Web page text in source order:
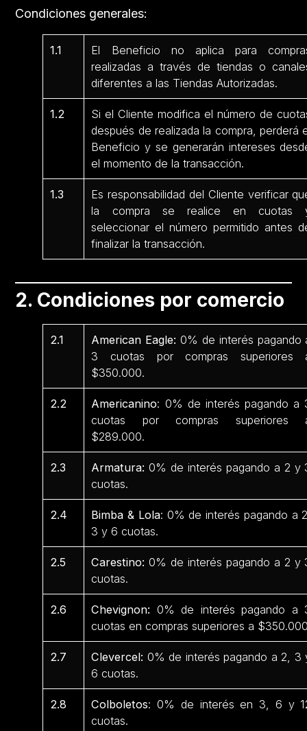
Condiciones generales:
1.1
El Beneficio no aplica para
realizadas a través de tiendas o
diferentes a las Tiendas Autorizadas.
1.2
Si el Cliente modifica el número de
después de realizada la compra, perderá
Beneficio y se generarán intereses
el momento de la transacción.
1.3
Es responsabilidad del Cliente verificar
la compra se realice en cuotas
seleccionar el número permitido antes
finalizar la transacción.
2. Condiciones por comercio
2.1 American Eagle: 0% de interés pagando
3 cuotas por compras superiores
$350.000.
2.2 Americanino: 0% de interés pagando a
cuotas por compras superiores
$289.000.
2.3 Armatura: 0% de interés pagando a 2 y
cuotas.
2.4 Bimba & Lola: 0% de interés pagando a
3 y 6 cuotas.
2.5 Carestino: 0% de interés pagando a 2 y
cuotas.
2.6 Chevignon: 0% de interés pagando a
cuotas en compras superiores a
2.7 Clevercel: 0% de interés pagando a 2, 3
6 cuotas.
2.8 Colboletos: 0% de interés en 3, 6 y
cuotas.